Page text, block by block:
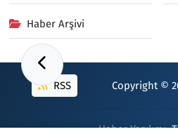
Haber Arşivi
RSS Copyright ©
Haber Yazılımı: